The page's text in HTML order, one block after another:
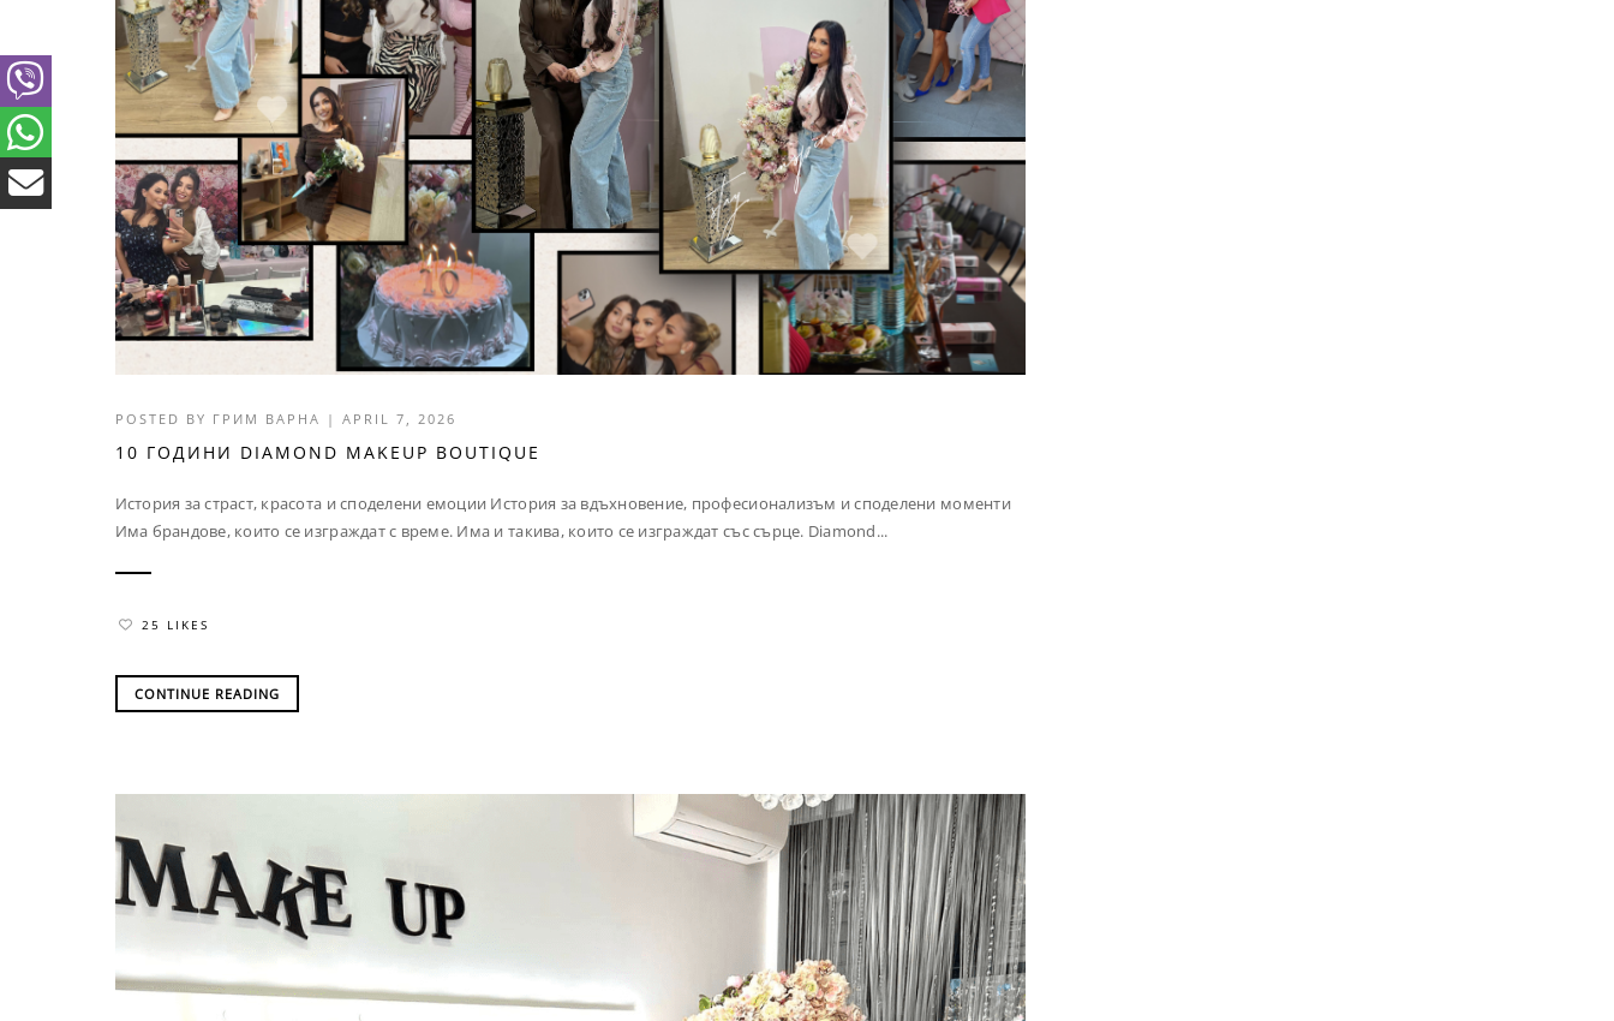
POSTED BY ГРИМ ВАРНА | APRIL 7, 2026
10 ГОДИНИ DIAMOND MAKEUP BOUTIQUE
История за страст, красота и споделени емоции История за вдъхновение, професионализъм и споделени моменти
Има брандове, които се изграждат с време. Има и такива, които се изграждат със сърце. Diamond...
25 LIKES
CONTINUE READING